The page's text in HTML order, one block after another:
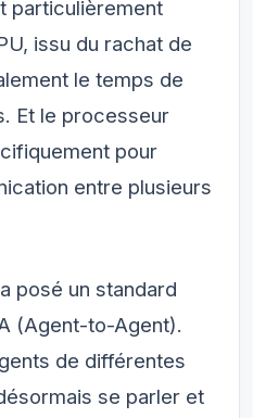
particulièrement
issu du rachat de
le temps de
Et le processeur
pour
entre plusieurs
posé un standard
(Agent-to-Agent).
de différentes
se parler et